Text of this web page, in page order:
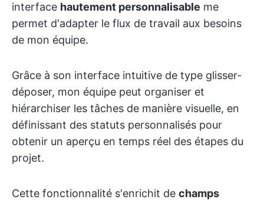
interface hautement personnalisable me
permet d'adapter le flux de travail aux besoins
de mon équipe.
Grâce à son interface intuitive de type glisser-
déposer, mon équipe peut organiser et
hiérarchiser les tâches de manière visuelle, en
définissant des statuts personnalisés pour
obtenir un aperçu en temps réel des étapes du
projet.
Cette fonctionnalité s'enrichit de champs